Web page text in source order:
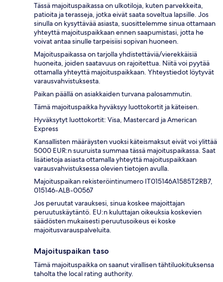
Tässä majoituspaikassa on ulkotiloja, kuten parvekkeita,
patioita ja terasseja, jotka eivät saata soveltua lapsille. Jos
sinulla on kysyttävää asiasta, suosittelemme sinua ottamaan
yhteyttä majoituspaikkaan ennen saapumistasi, jotta he
voivat antaa sinulle tarpeisiisi sopivan huoneen.
Majoituspaikassa on tarjolla yhdistettäviä/vierekkäisiä
huoneita, joiden saatavuus on rajoitettua. Niitä voi pyytää
ottamalla yhteyttä majoituspaikkaan. Yhteystiedot löytyvät
varausvahvistuksesta.
Paikan päällä on asiakkaiden turvana palosammutin.
Tämä majoituspaikka hyväksyy luottokortit ja käteisen.
Hyväksytyt luottokortit: Visa, Mastercard ja American
Express
Kansallisten määräysten vuoksi käteismaksut eivät voi ylittää
5000 EUR:n suuruista summaa tässä majoituspaikassa. Saat
lisätietoja asiasta ottamalla yhteyttä majoituspaikkaan
varausvahvistuksessa olevien tietojen avulla.
Majoituspaikan rekisteröintinumero IT015146A1585T2RB7,
015146-ALB-00567
Jos peruutat varauksesi, sinua koskee majoittajan
peruutuskäytäntö. EU:n kuluttajan oikeuksia koskevien
säädösten mukaisesti peruutusoikeus ei koske
majoitusvarauspalveluita.
Majoituspaikan taso
Tämä majoituspaikka on saanut virallisen tähtiluokituksensa
taholta the local rating authority.